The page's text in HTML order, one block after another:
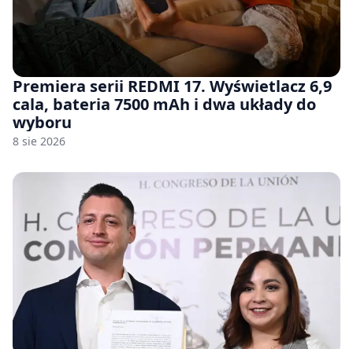
Premiera serii REDMI 17. Wyświetlacz 6,9
cala, bateria 7500 mAh i dwa układy do
wyboru
8 sie 2026